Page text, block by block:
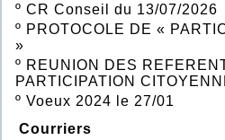
º CR Conseil du 13/07/2026
º PROTOCOLE DE «
»
º REUNION DES
PARTICIPATION
º Voeux 2024 le 27/01
Courriers